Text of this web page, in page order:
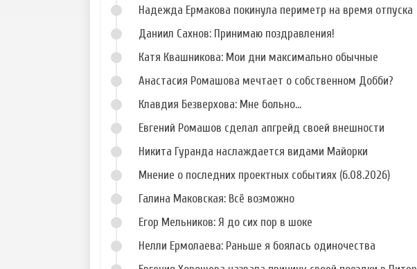
Надежда Ермакова покинула периметр на время отпуска
Даниил Сахнов: Принимаю поздравления!
Катя Квашникова: Мои дни максимально обычные
Анастасия Ромашова мечтает о собственном Добби?
Клавдия Безверхова: Мне больно...
Евгений Ромашов сделал апгрейд своей внешности
Никита Гуранда наслаждается видами Майорки
Мнение о последних проектных событиях (6.08.2026)
Галина Маковская: Всё возможно
Егор Мельников: Я до сих пор в шоке
Нелли Ермолаева: Раньше я боялась одиночества